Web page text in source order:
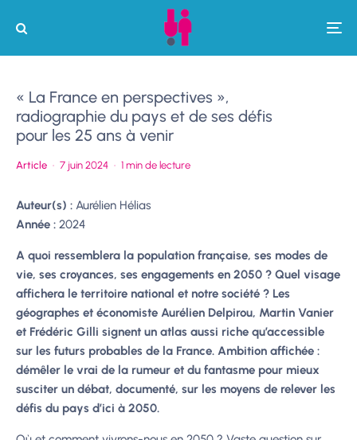
« La France en perspectives »,
radiographie du pays et de ses défis
pour les 25 ans à venir
Article · 7 juin 2024 · 1 min de lecture
Auteur(s) : Aurélien Hélias
Année : 2024
A quoi ressemblera la population française, ses modes de
vie, ses croyances, ses engagements en 2050 ? Quel visage
affichera le territoire national et notre société ? Les
géographes et économiste Aurélien Delpirou, Martin Vanier
et Frédéric Gilli signent un atlas aussi riche qu’accessible
sur les futurs probables de la France. Ambition affichée :
démêler le vrai de la rumeur et du fantasme pour mieux
susciter un débat, documenté, sur les moyens de relever les
défis du pays d’ici à 2050.